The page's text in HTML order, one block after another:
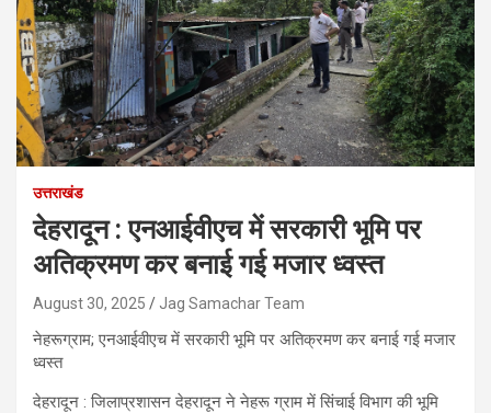
उत्तराखंड
देहरादून : एनआईवीएच में सरकारी भूमि पर
अतिक्रमण कर बनाई गई मजार ध्वस्त
August 30, 2025 Jag Samachar Team
नेहरूग्राम; एनआईवीएच में सरकारी भूमि पर अतिक्रमण कर बनाई गई मजार
ध्वस्त
देहरादून : जिलाप्रशासन देहरादून ने नेहरू ग्राम में सिंचाई विभाग की भूमि